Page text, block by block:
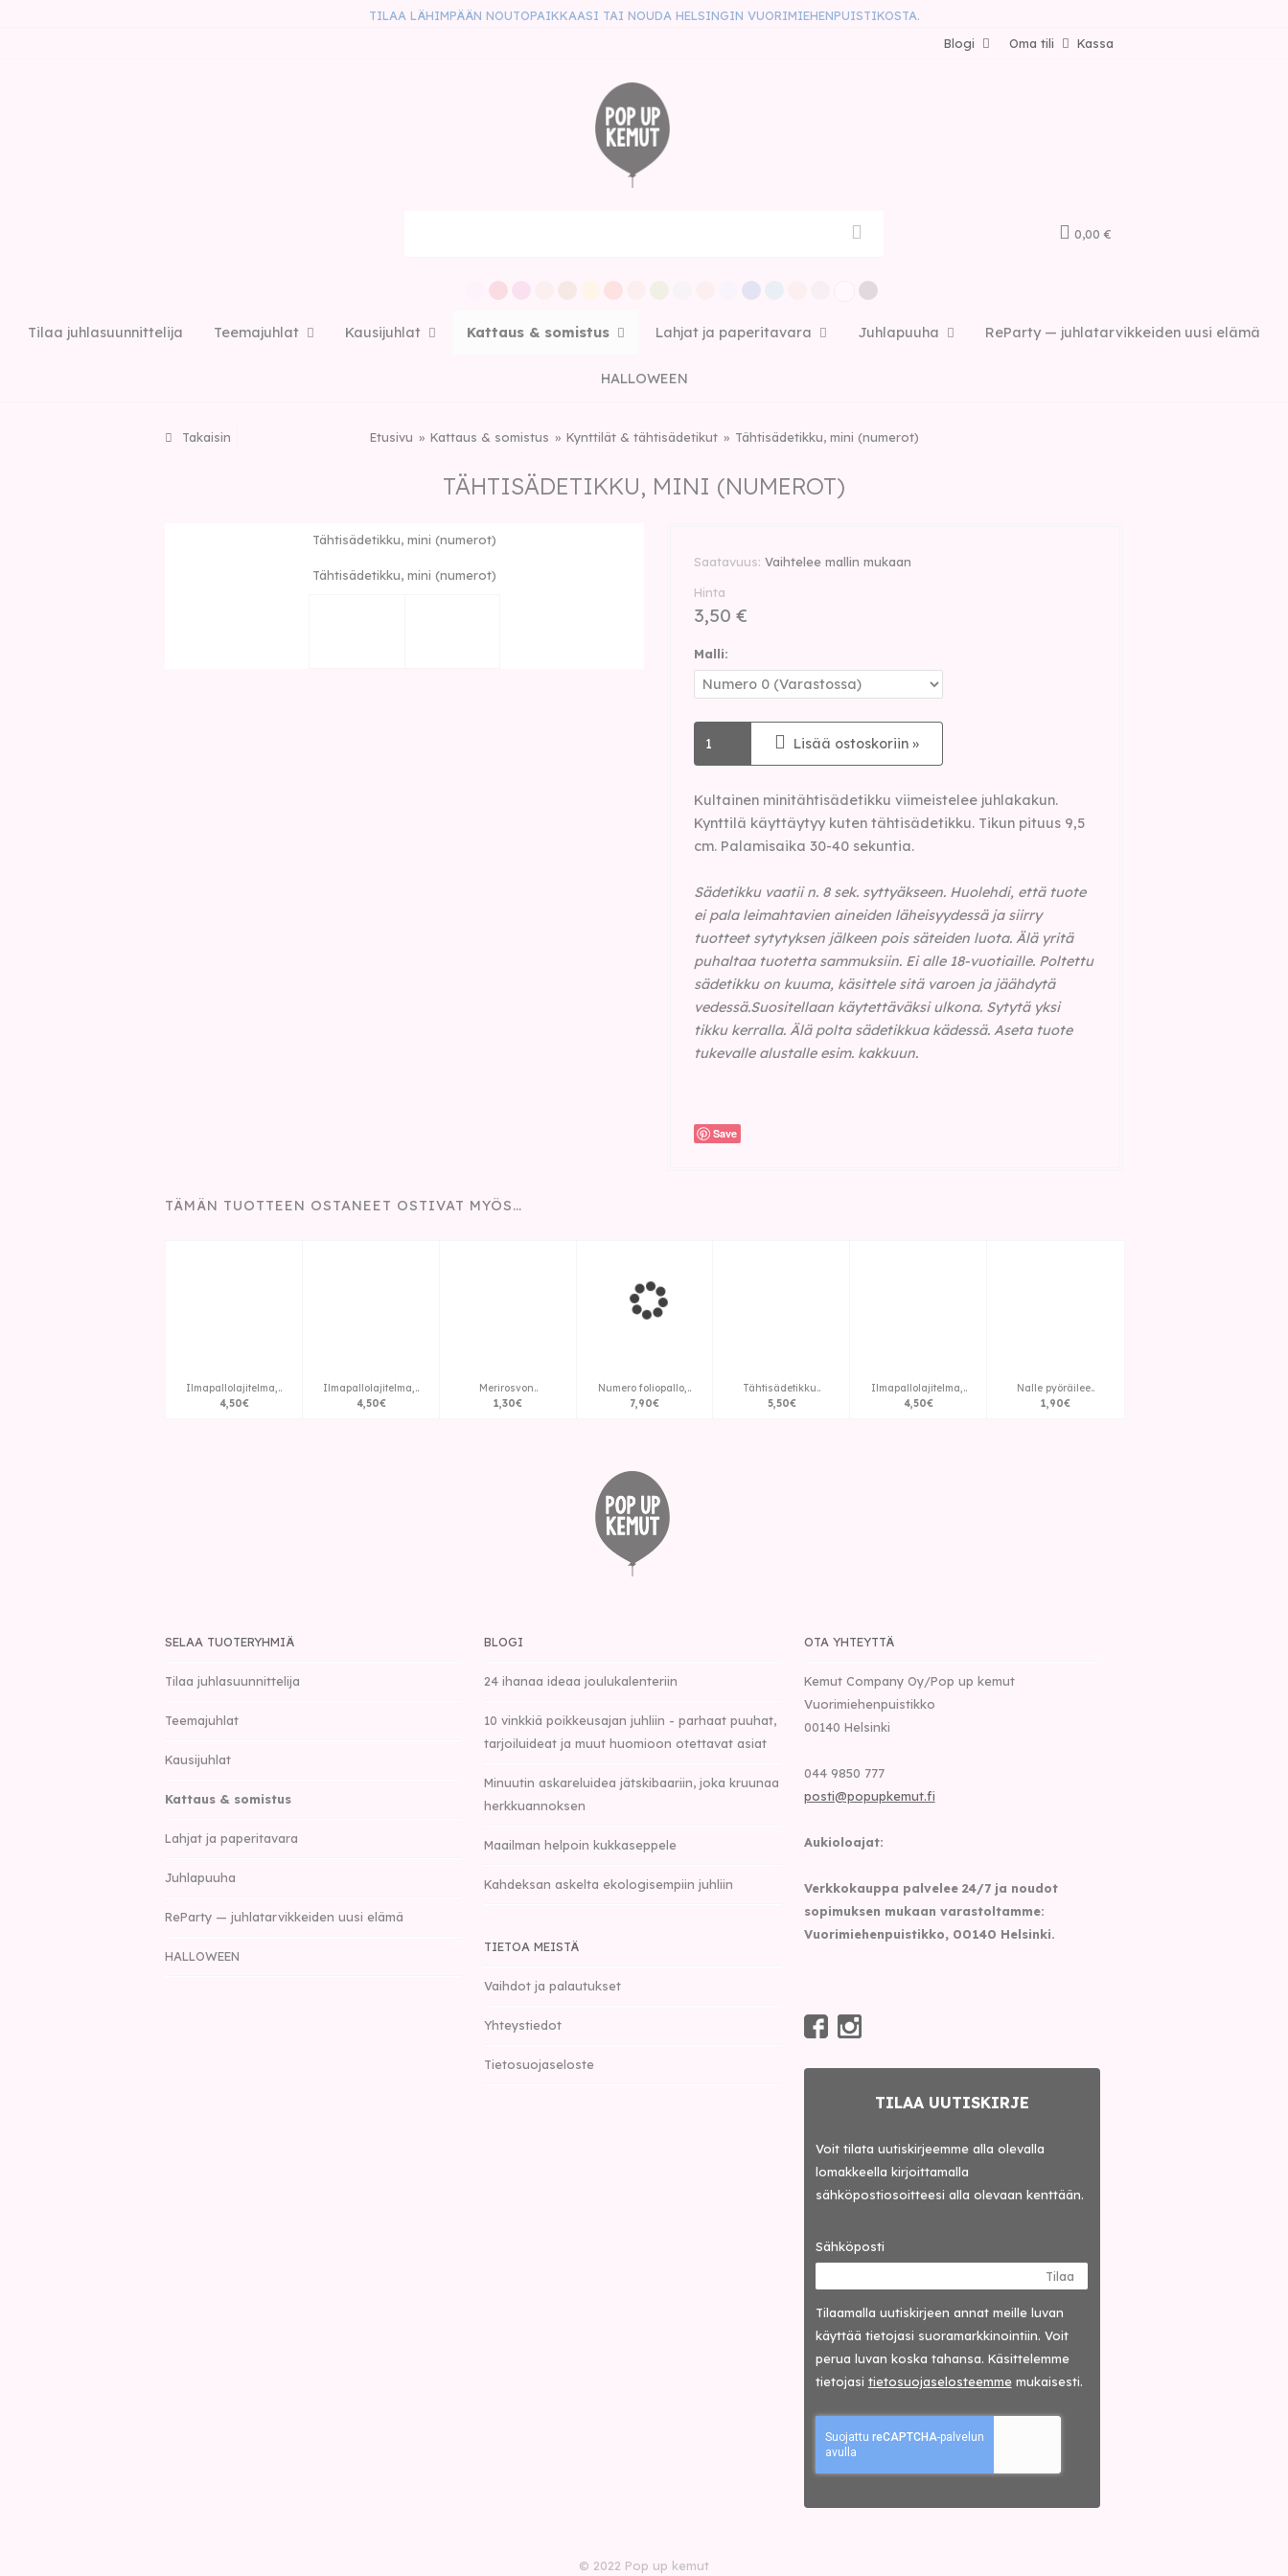
TILAA LÄHIMPÄÄN NOUTOPAIKKAASI TAI NOUDA HELSINGIN VUORIMIEHENPUISTIKOSTA.
Kassa
Oma tili
Blogi
0,00 €
Tilaa juhlasuunnittelija Teemajuhlat Kausijuhlat Kattaus & somistus Lahjat ja paperitavara Juhlapuuha ReParty — juhlatarvikkeiden uusi elämä
HALLOWEEN
Takaisin Etusivu Kattaus & somistus Kynttilät & tähtisädetikut Tähtisädetikku, mini (numerot)
TÄHTISÄDETIKKU, MINI (NUMEROT)
Tähtisädetikku, mini (numerot)
Tähtisädetikku, mini (numerot)
Saatavuus Vaihtelee mallin mukaan
Hinta
3,50 €
Malli:
Lisää ostoskoriin »
Kultainen minitähtisädetikku viimeistelee juhlakakun.
Kynttilä käyttäytyy kuten tähtisädetikku. Tikun pituus 9,5
cm. Palamisaika 30-40 sekuntia.
Sädetikku vaatii n. 8 sek. syttyäkseen. Huolehdi, että tuote
ei pala leimahtavien aineiden läheisyydessä ja siirry
tuotteet sytytyksen jälkeen pois säteiden luota. Älä yritä
puhaltaa tuotetta sammuksiin. Ei alle 18-vuotiaille. Poltettu
sädetikku on kuuma, käsittele sitä varoen ja jäähdytä
vedessä.Suositellaan käytettäväksi ulkona. Sytytä yksi
tikku kerralla. Älä polta sädetikkua kädessä. Aseta tuote
tukevalle alustalle esim. kakkuun.
Save
TÄMÄN TUOTTEEN OSTANEET OSTIVAT MYÖS…
Ilmapallolajitelma,..
4,50€
Ilmapallolajitelma,..
4,50€
Merirosvon..
1,30€
Numero foliopallo,..
7,90€
Tähtisädetikku..
5,50€
Ilmapallolajitelma,..
4,50€
Nalle pyöräilee..
1,90€
SELAA TUOTERYHMIÄ
Tilaa juhlasuunnittelija
Teemajuhlat
Kausijuhlat
Kattaus & somistus
Lahjat ja paperitavara
Juhlapuuha
ReParty — juhlatarvikkeiden uusi elämä
HALLOWEEN
BLOGI
24 ihanaa ideaa joulukalenteriin
10 vinkkiä poikkeusajan juhliin - parhaat puuhat,
tarjoiluideat ja muut huomioon otettavat asiat
Minuutin askareluidea jätskibaariin, joka kruunaa
herkkuannoksen
Maailman helpoin kukkaseppele
Kahdeksan askelta ekologisempiin juhliin
TIETOA MEISTÄ
Vaihdot ja palautukset
Yhteystiedot
Tietosuojaseloste
OTA YHTEYTTÄ
Kemut Company Oy/Pop up kemut
Vuorimiehenpuistikko
00140 Helsinki
044 9850 777
posti@popupkemut.fi
Aukioloajat:
Verkkokauppa palvelee 24/7 ja noudot
sopimuksen mukaan varastoltamme:
Vuorimiehenpuistikko, 00140 Helsinki.
TILAA UUTISKIRJE
Voit tilata uutiskirjeemme alla olevalla
lomakkeella kirjoittamalla
sähköpostiosoitteesi alla olevaan kenttään.
Sähköposti
Tilaa
Tilaamalla uutis­kirjeen annat meille luvan
käyttää tietojasi suora­markkinointiin. Voit
perua luvan koska tahansa. Käsittelemme
tietojasi tieto­suoja­selosteemmemukaisesti.
© 2022 Pop up kemut